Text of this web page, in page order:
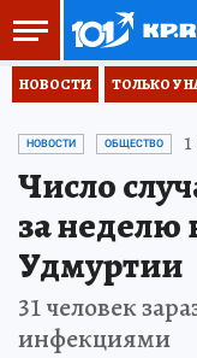
НОВОСТИ ТОЛЬКО У
НОВОСТИ ОБЩЕСТВО
Число
за неделю
Удмуртии
31 человек
инфекциями